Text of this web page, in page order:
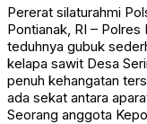
Pererat silaturahmi
Pontianak, RI –
teduhnya gubuk
kelapa sawit Desa
penuh kehangatan
ada sekat antara
Seorang anggota